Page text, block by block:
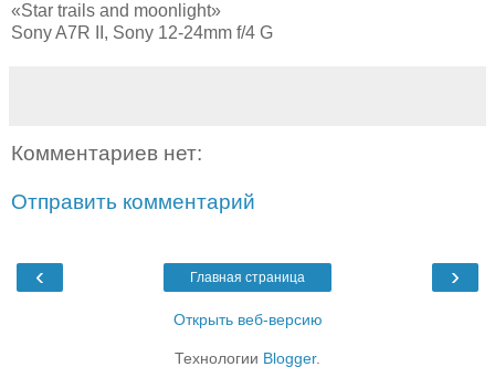
«Star trails and moonlight»
Sony A7R II, Sony 12-24mm f/4 G
Комментариев нет:
Отправить комментарий
‹ ›
Главная страница
Открыть веб-версию
Технологии Blogger.